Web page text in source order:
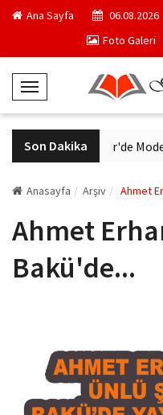
Ana Sayfa
06.08.2026
Foto Galeri
T
o
g
g
e
a
i
Son Dakika
VakıfBank Kültür'de
Anasayfa Arşiv Ahmet
Ahmet
Bakü'de...